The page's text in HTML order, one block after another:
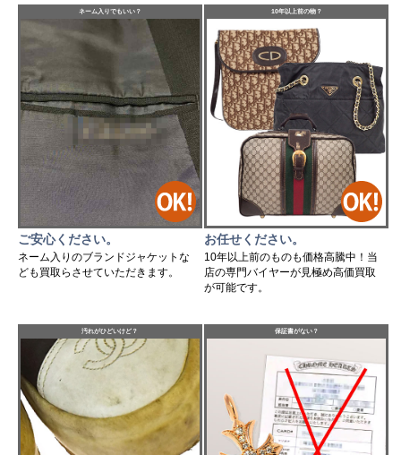
ネーム入りでもいい？
ご安心ください。
ネーム入りのブランドジャケットな
ども買取らさせていただきます。
10年以上前の物？
お任せください。
10年以上前のものも価格高騰中！当
店の専門バイヤーが見極め高価買取
が可能です。
汚れがひどいけど？ 保証書がない？